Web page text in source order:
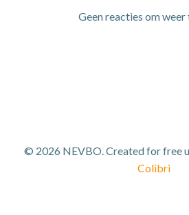
Geen reacties om weer
© 2026 NEVBO. Created for free
Colibri